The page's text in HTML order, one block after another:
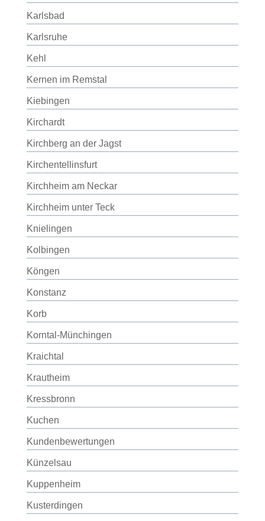
Karlsbad
Karlsruhe
Kehl
Kernen im Remstal
Kiebingen
Kirchardt
Kirchberg an der Jagst
Kirchentellinsfurt
Kirchheim am Neckar
Kirchheim unter Teck
Knielingen
Kolbingen
Köngen
Konstanz
Korb
Korntal-Münchingen
Kraichtal
Krautheim
Kressbronn
Kuchen
Kundenbewertungen
Künzelsau
Kuppenheim
Kusterdingen